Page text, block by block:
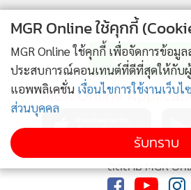
ติดตามข่าวสารผ่านทา
MGR Online
ติดตาม MGR
MGR Online ใช้คุกกี้
MGR Online ใช้คุกกี้ เพื่อจัดการข้อมู
ประสบการณ์คอนเทนต์ที่ดีที่สุดให้กับ
แอพพลิเคชั่น เงื่อนไขการใช้งานเว็บไ
ส่วนบุคคล
รับทราบ